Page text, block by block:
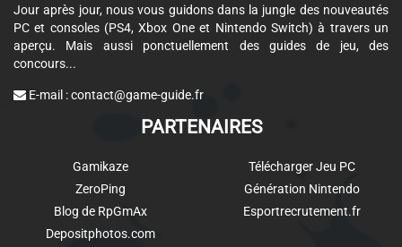
Jour après jour, nous vous guidons dans la jungle des nouveautés
PC et consoles (PS4, Xbox One et Nintendo Switch) à travers un
aperçu. Mais aussi ponctuellement des guides de jeu, des
concours...
E-mail :contact@game-guide.fr
PARTENAIRES
Gamikaze
ZeroPing
Blog de RpGmAx
Depositphotos.com
Télécharger Jeu PC
Génération Nintendo
Esportrecrutement.fr